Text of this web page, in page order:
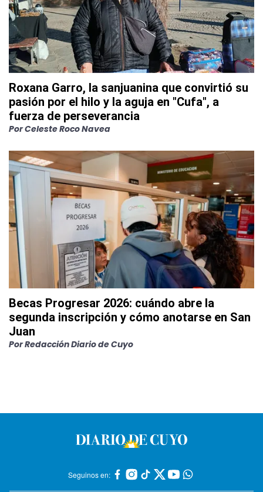
Roxana Garro, la sanjuanina que convirtió su
pasión por el hilo y la aguja en "Cufa", a
fuerza de perseverancia
PorCeleste Roco Navea
Becas Progresar 2026: cuándo abre la
segunda inscripción y cómo anotarse en San
Juan
PorRedacción Diario de Cuyo
Seguinos en: